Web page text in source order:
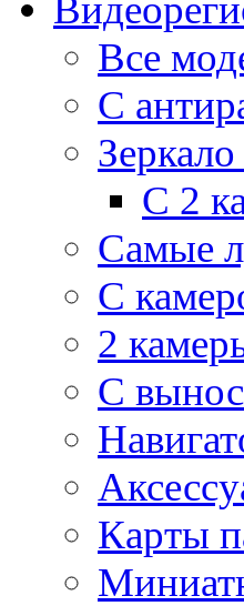
Все
C
С 2
Самые
С
2
С
Карты